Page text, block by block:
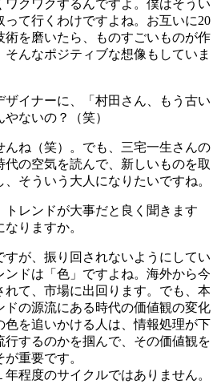
ワクワクするんですよ。僕はそうい
って行くわけですよね。お互いに20
術を磨いたら、ものすごいものが作
んなポジティブな想像もしていま
ザイナーに、「村田さん、もう古い
ないの？（笑）
んね（笑）。でも、三宅一生さんの
代の空気を読んで、新しいものを取
そういう大人になりたいですね。
トレンドが大事だと良く聞きます
りますか。
すが、振り回されないようにしてい
ンドは「色」ですよね。海外から今
れて、市場に出回ります。でも、本
ドの源流にある時代の価値観の変化
色を追いかける人は、情報処理が下
するのかを掴んで、その価値観を
重要です。
程度のサイクルではありません。